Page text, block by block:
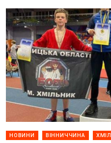
НОВИНИ ВІННИЧЧИНА